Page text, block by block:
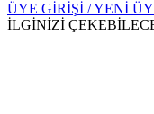
ÜYE GİRİŞİ / YENİ
İLGİNİZİ